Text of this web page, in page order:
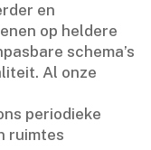
en
op heldere
schema’s
Al onze
periodieke
ruimtes